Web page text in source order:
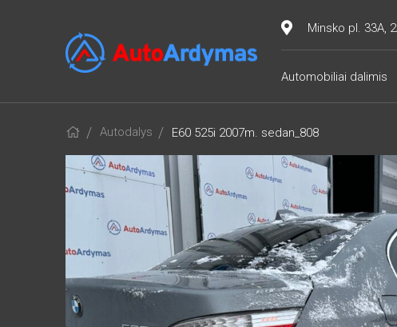
Minsko pl. 33A,
Automobiliai dalimis
Autodalys E60 525i 2007m. sedan_808